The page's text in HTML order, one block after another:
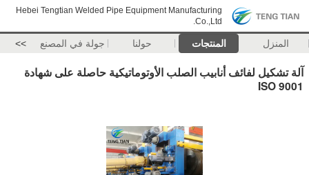
Hebei Tengtian Welded Pipe Equipment Manufacturing
Co.,Ltd.
المنزل المنتجات حولنا جولة في المصنع >>
آلة تشكيل لفائف أنابيب الصلب الأوتوماتيكية حاصلة على شهادة
ISO 9001